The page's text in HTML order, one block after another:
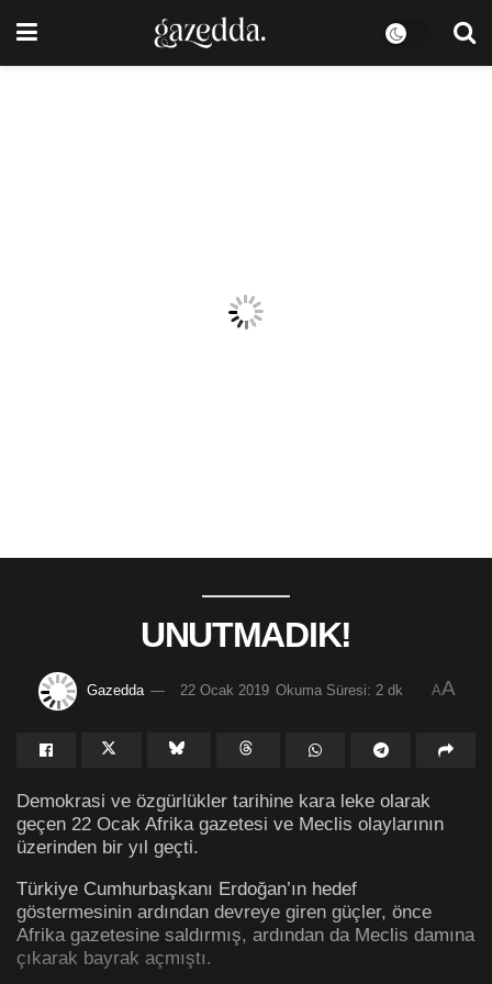
UNUTMADIK!
Gazedda 22 Ocak 2019 Okuma Süresi: 2 dk AA
Demokrasi ve özgürlükler tarihine kara leke olarak
geçen 22 Ocak Afrika gazetesi ve Meclis olaylarının
üzerinden bir yıl geçti.
Türkiye Cumhurbaşkanı Erdoğan’ın hedef
göstermesinin ardından devreye giren güçler, önce
Afrika gazetesine saldırmış, ardından da Meclis damına
çıkarak bayrak açmıştı.